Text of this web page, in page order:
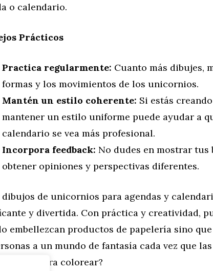
o calendario.
Prácticos
Practica regularmente: Cuanto más dibujes,
formas y los movimientos de los unicornios.
Mantén un estilo coherente: Si estás
mantener un estilo uniforme puede ayudar a
calendario se vea más profesional.
Incorpora feedback: No dudes en mostrar tus
obtener opiniones y perspectivas diferentes.
dibujos de unicornios para agendas y
y divertida. Con práctica y creatividad,
embellezcan productos de papelería sino
a un mundo de fantasía cada vez que
para colorear?